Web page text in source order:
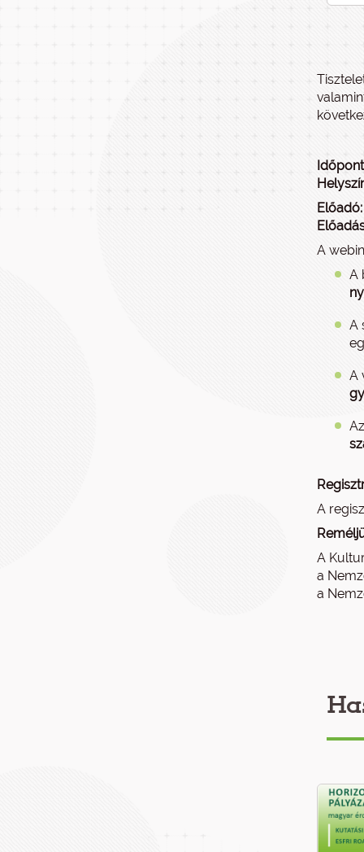
A
A
A
A
A
A
a
a